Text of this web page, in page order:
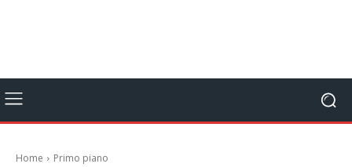
Home Primo piano